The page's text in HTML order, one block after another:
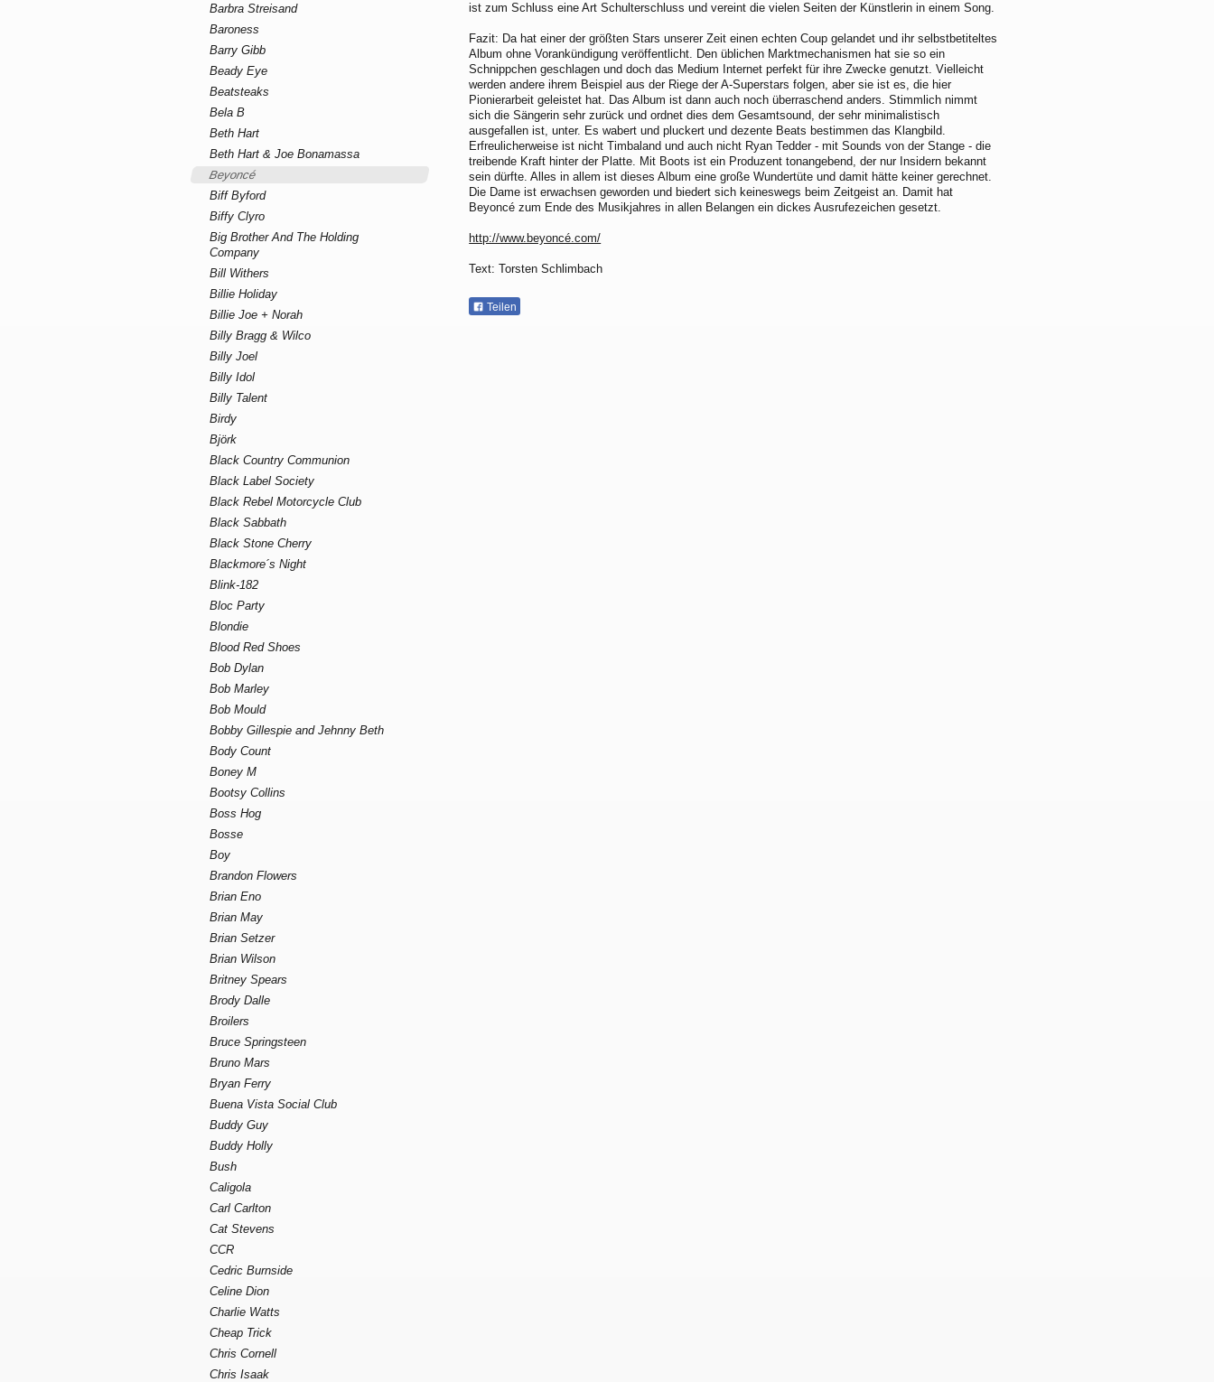
ist zum Schluss eine Art Schulterschluss und vereint die vielen Seiten der Künstlerin in einem Song.
Fazit: Da hat einer der größten Stars unserer Zeit einen echten Coup gelandet und ihr selbstbetiteltes
Album ohne Vorankündigung veröffentlicht. Den üblichen Marktmechanismen hat sie so ein
Schnippchen geschlagen und doch das Medium Internet perfekt für ihre Zwecke genutzt. Vielleicht
werden andere ihrem Beispiel aus der Riege der A-Superstars folgen, aber sie ist es, die hier
Pionierarbeit geleistet hat. Das Album ist dann auch noch überraschend anders. Stimmlich nimmt
sich die Sängerin sehr zurück und ordnet dies dem Gesamtsound, der sehr minimalistisch
ausgefallen ist, unter. Es wabert und pluckert und dezente Beats bestimmen das Klangbild.
Erfreulicherweise ist nicht Timbaland und auch nicht Ryan Tedder - mit Sounds von der Stange - die
treibende Kraft hinter der Platte. Mit Boots ist ein Produzent tonangebend, der nur Insidern bekannt
sein dürfte. Alles in allem ist dieses Album eine große Wundertüte und damit hätte keiner gerechnet.
Die Dame ist erwachsen geworden und biedert sich keineswegs beim Zeitgeist an. Damit hat
Beyoncé zum Ende des Musikjahres in allen Belangen ein dickes Ausrufezeichen gesetzt.
http://www.beyoncé.com/
Text: Torsten Schlimbach
Teilen
Barbra Streisand
Baroness
Barry Gibb
Beady Eye
Beatsteaks
Bela B
Beth Hart
Beth Hart & Joe Bonamassa
Beyoncé
Biff Byford
Biffy Clyro
Big Brother And The Holding
Company
Bill Withers
Billie Holiday
Billie Joe + Norah
Billy Bragg & Wilco
Billy Joel
Billy Idol
Billy Talent
Birdy
Björk
Black Country Communion
Black Label Society
Black Rebel Motorcycle Club
Black Sabbath
Black Stone Cherry
Blackmore´s Night
Blink-182
Bloc Party
Blondie
Blood Red Shoes
Bob Dylan
Bob Marley
Bob Mould
Bobby Gillespie and Jehnny Beth
Body Count
Boney M
Bootsy Collins
Boss Hog
Bosse
Boy
Brandon Flowers
Brian Eno
Brian May
Brian Setzer
Brian Wilson
Britney Spears
Brody Dalle
Broilers
Bruce Springsteen
Bruno Mars
Bryan Ferry
Buena Vista Social Club
Buddy Guy
Buddy Holly
Bush
Caligola
Carl Carlton
Cat Stevens
CCR
Cedric Burnside
Celine Dion
Charlie Watts
Cheap Trick
Chris Cornell
Chris Isaak